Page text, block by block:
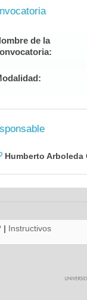
de la
Humberto Arboleda
| Instructivos